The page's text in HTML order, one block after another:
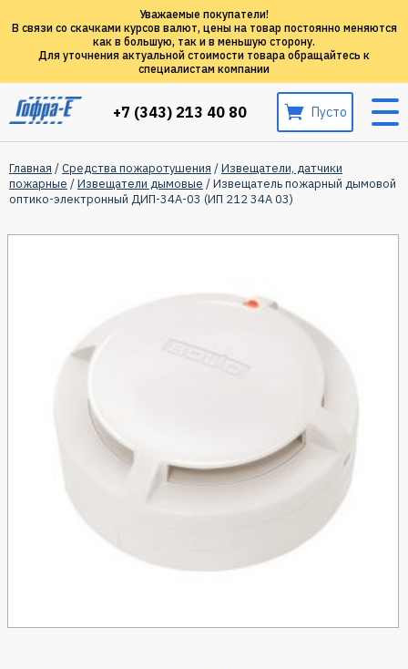
Уважаемые покупатели!
В связи со скачками курсов валют, цены на товар постоянно меняются
как в большую, так и в меньшую сторону.
Для уточнения актуальной стоимости товара обращайтесь к
специалистам компании
+7 (343) 213 40 80 Пусто
Главная /Средства пожаротушения /Извещатели, датчики
пожарные /Извещатели дымовые / Извещатель пожарный дымовой
оптико-электронный ДИП-34А-03 (ИП 212 34А 03)